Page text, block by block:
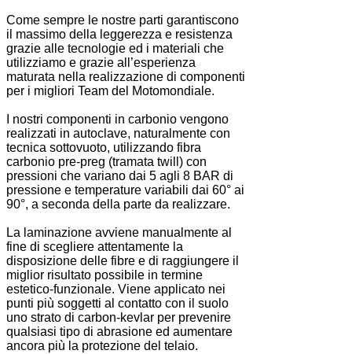
Come sempre le nostre parti garantiscono
il massimo della leggerezza e resistenza
grazie alle tecnologie ed i materiali che
utilizziamo e grazie all’esperienza
maturata nella realizzazione di componenti
per i migliori Team del Motomondiale.
I nostri componenti in carbonio vengono
realizzati in autoclave, naturalmente con
tecnica sottovuoto, utilizzando fibra
carbonio pre-preg (tramata twill) con
pressioni che variano dai 5 agli 8 BAR di
pressione e temperature variabili dai 60° ai
90°, a seconda della parte da realizzare.
La laminazione avviene manualmente al
fine di scegliere attentamente la
disposizione delle fibre e di raggiungere il
miglior risultato possibile in termine
estetico-funzionale. Viene applicato nei
punti più soggetti al contatto con il suolo
uno strato di carbon-kevlar per prevenire
qualsiasi tipo di abrasione ed aumentare
ancora più la protezione del telaio.